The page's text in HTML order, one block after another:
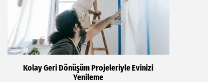
Kolay Geri Dönüşüm Projeleriyle Evinizi
Yenileme